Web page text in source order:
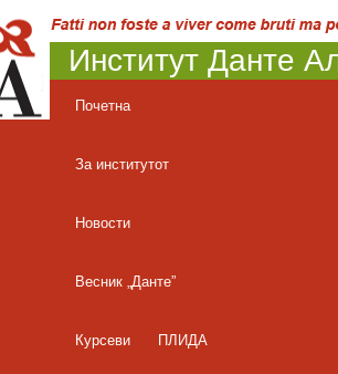
Институт Данте
Почетна
За институтот
Новости
Весник „Данте”
Курсеви ПЛИДА